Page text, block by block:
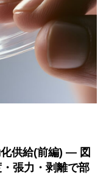
供給(前編) ― 図
張力・剥離で部